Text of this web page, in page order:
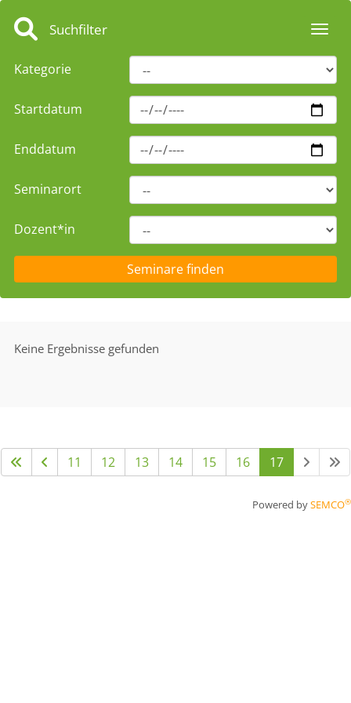
Suchfilter
Kategorie
Startdatum
Enddatum
Seminarort
Dozent*in
Keine Ergebnisse gefunden
11 12 13 14 15 16 17
Powered bySEMCO®